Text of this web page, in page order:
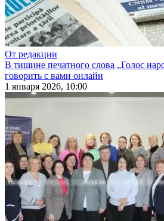
От редакции
В тишине печатного слова „Голос
говорить с вами онлайн
1 января 2026, 10:00